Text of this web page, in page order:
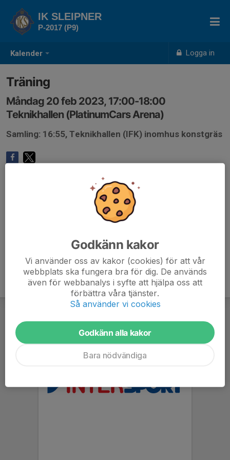
Kalender Logga in
IK SLEIPNER
P-2017 (P9)
Träning
Måndag 20 feb 2023, 17:00-18:00
Teknikhallen (PlatinumCars Arena)
Samling: 16:55, Teknikhallen (IFK) inomhus konstgräs
Godkänn kakor
Vi använder oss av kakor (cookies) för att vår
webbplats ska fungera bra för dig. De används
även för webbanalys i syfte att hjälpa oss att
förbättra våra tjänster.
Så använder vi cookies
Godkänn alla kakor
Bara nödvändiga